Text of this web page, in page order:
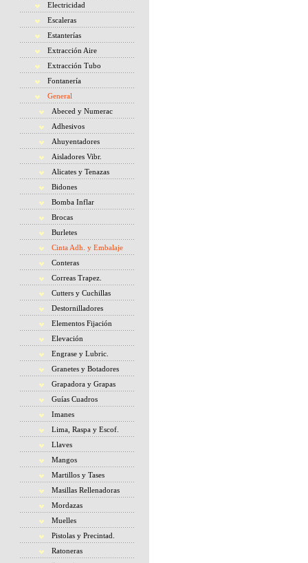
Electricidad
Escaleras
Estanterías
Extracción Aire
Extracción Tubo
Fontanería
General
Abeced y Numerac
Adhesivos
Ahuyentadores
Aisladores Vibr.
Alicates y Tenazas
Bidones
Bomba Inflar
Brocas
Burletes
Cinta Adh. y Embalaje
Conteras
Correas Trapez.
Cutters y Cuchillas
Destornilladores
Elementos Fijación
Elevación
Engrase y Lubric.
Granetes y Botadores
Grapadora y Grapas
Guías Cuadros
Imanes
Lima, Raspa y Escof.
Llaves
Mangos
Martillos y Tases
Masillas Rellenadoras
Mordazas
Muelles
Pistolas y Precintad.
Ratoneras